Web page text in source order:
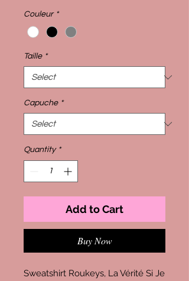
Couleur *
Taille *
Capuche *
Quantity *
Add to Cart
Buy Now
Sweatshirt Roukeys, La Vérité Si Je